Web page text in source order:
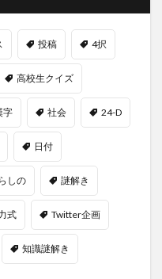
投稿 4択
高校生クイズ
字 社会 24-D
日付
しの 謎解き
式 Twitter企画
知識謎解き